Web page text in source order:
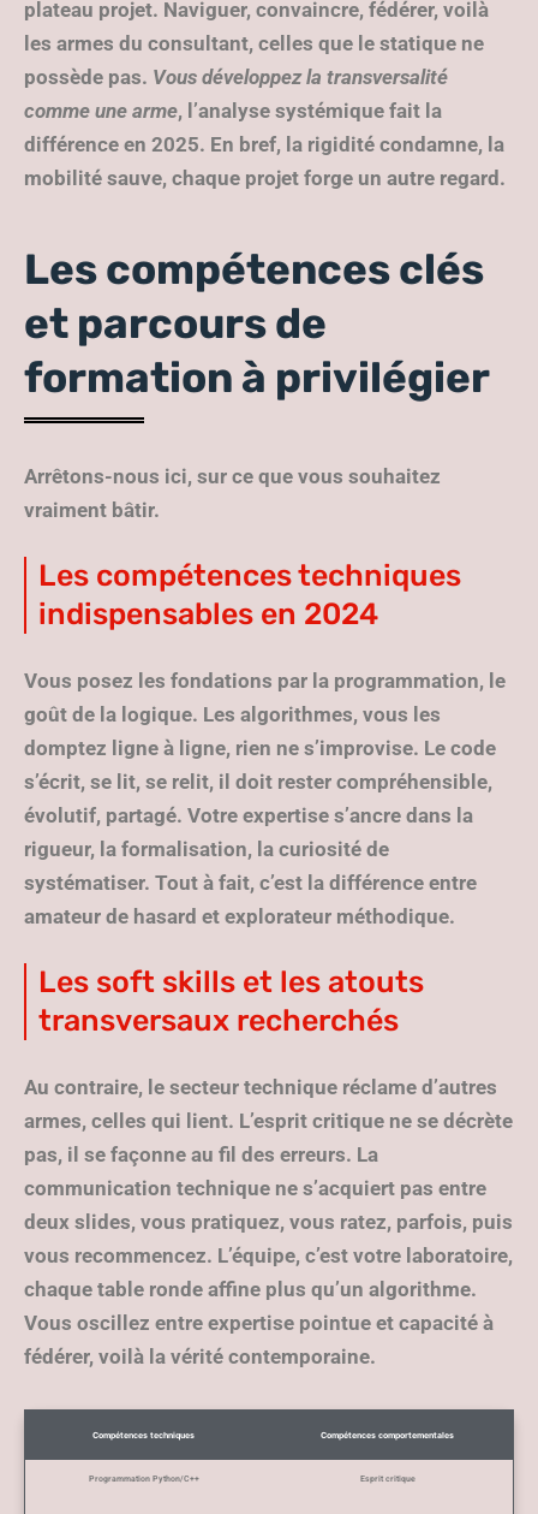
plateau projet. Naviguer, convaincre, fédérer, voilà
les armes du consultant, celles que le statique ne
possède pas. Vous développez la transversalité
comme une arme, l’analyse systémique fait la
différence en 2025. En bref, la rigidité condamne, la
mobilité sauve, chaque projet forge un autre regard.
Les compétences clés
et parcours de
formation à privilégier
Arrêtons-nous ici, sur ce que vous souhaitez
vraiment bâtir.
Les compétences techniques
indispensables en 2024
Vous posez les fondations par la programmation, le
goût de la logique. Les algorithmes, vous les
domptez ligne à ligne, rien ne s’improvise. Le code
s’écrit, se lit, se relit, il doit rester compréhensible,
évolutif, partagé. Votre expertise s’ancre dans la
rigueur, la formalisation, la curiosité de
systématiser. Tout à fait, c’est la différence entre
amateur de hasard et explorateur méthodique.
Les soft skills et les atouts
transversaux recherchés
Au contraire, le secteur technique réclame d’autres
armes, celles qui lient. L’esprit critique ne se décrète
pas, il se façonne au fil des erreurs. La
communication technique ne s’acquiert pas entre
deux slides, vous pratiquez, vous ratez, parfois, puis
vous recommencez. L’équipe, c’est votre laboratoire,
chaque table ronde affine plus qu’un algorithme.
Vous oscillez entre expertise pointue et capacité à
fédérer, voilà la vérité contemporaine.
Compétences techniques Compétences comportementales
Programmation Python/C++ Esprit critique